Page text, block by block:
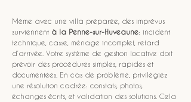
Même avec une villa préparée, des imprévus
surviennent à la Penne-sur-Huveaune: incident
technique, casse, ménage incomplet, retard
d’arrivée. Votre système de gestion locative doit
prévoir des procédures simples, rapides et
documentées. En cas de problème, privilégiez
une résolution cadrée: constats, photos,
échanges écrits, et validation des solutions. Cela